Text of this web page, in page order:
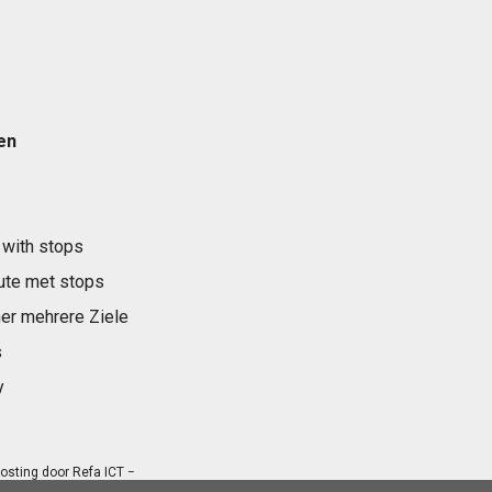
stops
met stops
mehrere Ziele
door Refa ICT−